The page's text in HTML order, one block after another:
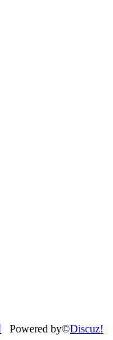
Powered by©Discuz!